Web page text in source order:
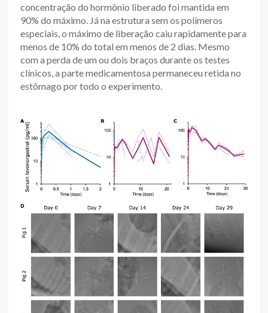
concentração do hormônio liberado foi mantida em
90% do máximo. Já na estrutura sem os polímeros
especiais, o máximo de liberação caiu rapidamente para
menos de 10% do total em menos de 2 dias. Mesmo
com a perda de um ou dois braços durante os testes
clínicos, a parte medicamentosa permaneceu retida no
estômago por todo o experimento.